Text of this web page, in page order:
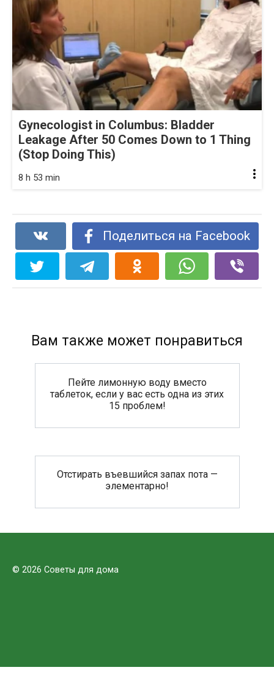
Gynecologist in Columbus: Bladder
Leakage After 50 Comes Down to 1 Thing
(Stop Doing This)
8 h 53 min
Поделиться на Facebook
Вам также может понравиться
Пейте лимонную воду вместо
таблеток, если у вас есть одна из этих
15 проблем!
Отстирать въевшийся запах пота —
элементарно!
© 2026 Советы для дома